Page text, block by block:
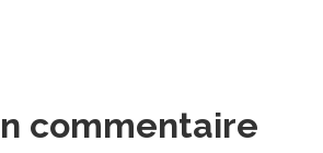
commentaire